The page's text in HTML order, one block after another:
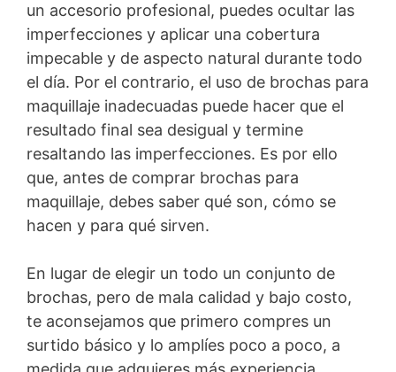
un accesorio profesional, puedes ocultar las
imperfecciones y aplicar una cobertura
impecable y de aspecto natural durante todo
el día. Por el contrario, el uso de brochas para
maquillaje inadecuadas puede hacer que el
resultado final sea desigual y termine
resaltando las imperfecciones. Es por ello
que, antes de comprar brochas para
maquillaje, debes saber qué son, cómo se
hacen y para qué sirven.
En lugar de elegir un todo un conjunto de
brochas, pero de mala calidad y bajo costo,
te aconsejamos que primero compres un
surtido básico y lo amplíes poco a poco, a